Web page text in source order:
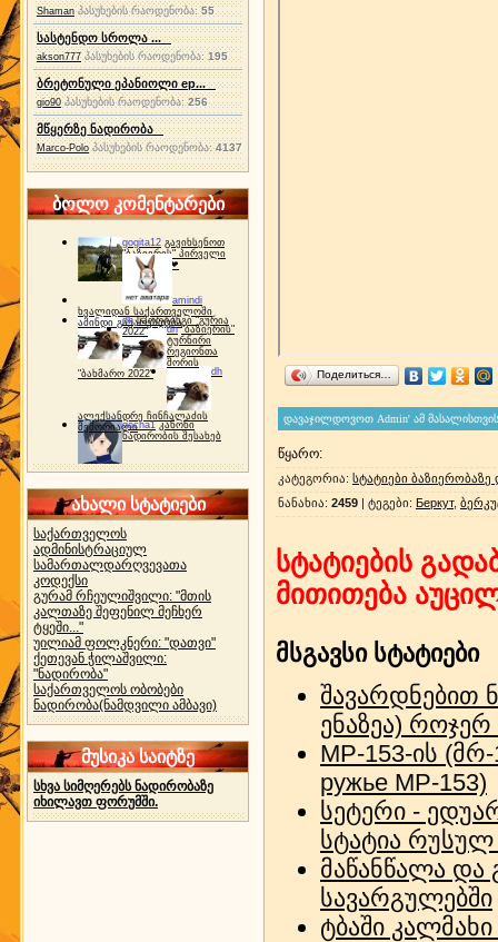
Shaman პასუხების რაოდენობა:55
სასტენდო სროლა ...
akson777 პასუხების რაოდენობა:195
ბრეტონული ეპანიოლი ep...
gio90 პასუხების რაოდენობა:256
მწყერზე ნადირობა
Marco-Polo პასუხების რაოდენობა:4137
ბოლო კომენტარები
gogita12 გავიხსენოთ
"ბაზიერის" პირველი
ტურნირი ❤
amindi
ხვალიდან საქართველოში
ამინდი გაუარესდება
dh სპორტინგი "გურია
2022"
dh "ბაზიერის"
ტურნირი
რეგიონთა
შორის
"ბახმარო 2022"
dh
ალექსანდრე ჩინჩალაძის
მემორიალიgocha1 კანონი
ნადირობის შესახებ
ახალი სტატიები
საქართველოს
ადმინისტრაციულ
სამართალდარღვევათა
კოდექსი
გურამ რჩეულიშვილი: "მთის
კალთაზე შეფენილ მეჩხერ
ტყეში..."
უილიამ ფოლკნერი: "დათვი"
ქეთევან ჭილაშვილი:
"ნადირობა"
საქართველოს ობობები
ნადირობა(ნამდვილი ამბავი)
მუსიკა საიტზე
სხვა სიმღერებს ნადირობაზე
იხილავთ ფორუმში.
Поделиться…
წყარო:
კატეგორია: სტატიები
ნანახია: 2459 | ტეგები: Беркут,
სტატიების
მითითება
მსგავსი სტატიები
შავარდნებით
ენაზეა)
МР-153-ის
ружье МР-153)
სეტერი -
სტატია რუსულ
მაწანწალა
სავარგულებში
ტბაში